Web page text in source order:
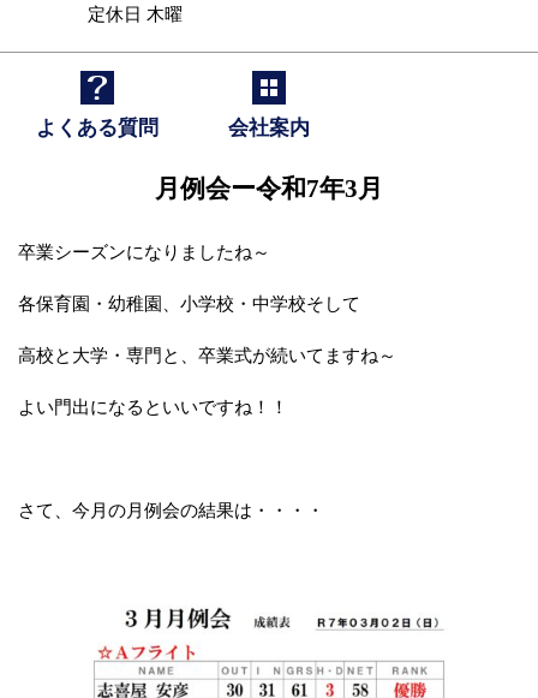
定休日 木曜
よくある質問 会社案内
月例会ー令和7年3月
卒業シーズンになりましたね～
各保育園・幼稚園、小学校・中学校そして
高校と大学・専門と、卒業式が続いてますね～
よい門出になるといいですね！！
さて、今月の月例会の結果は・・・・